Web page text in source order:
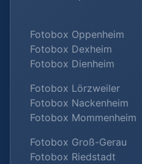
Fotobox Oppenheim
Fotobox Dexheim
Fotobox Dienheim
Fotobox Lörzweiler
Fotobox Nackenheim
Fotobox Mommenheim
Fotobox Groß-Gerau
Fotobox Riedstadt